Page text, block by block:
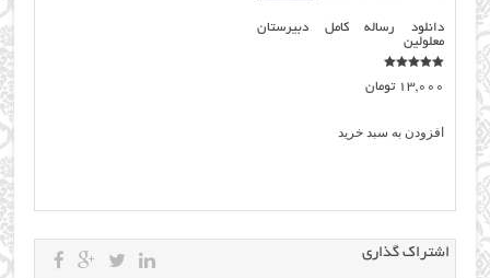
دانلود رساله کامل دبیرستان
معلولین
5.00
13,000 تومان
افزودن به سبد خرید
اشتراک گذاری